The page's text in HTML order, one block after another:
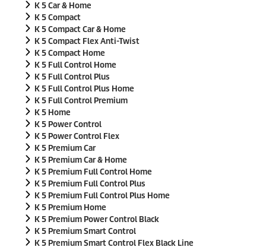
K 5 Car & Home
K 5 Compact
K 5 Compact Car & Home
K 5 Compact Flex Anti-Twist
K 5 Compact Home
K 5 Full Control Home
K 5 Full Control Plus
K 5 Full Control Plus Home
K 5 Full Control Premium
K 5 Home
K 5 Power Control
K 5 Power Control Flex
K 5 Premium Car
K 5 Premium Car & Home
K 5 Premium Full Control Home
K 5 Premium Full Control Plus
K 5 Premium Full Control Plus Home
K 5 Premium Home
K 5 Premium Power Control Black
K 5 Premium Smart Control
K 5 Premium Smart Control Flex Black Line